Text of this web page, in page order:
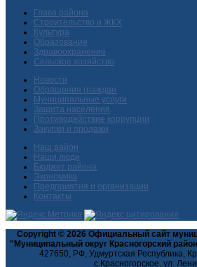
Глава района
Строительство и ЖКХ
Культура
Образование
Здравоохранение
Сельское хозяйство
Новости
Обращения граждан
Муниципальные услуги
Защита населения
Противодействие коррупции
Закупки и продажи
Наш район
Наши люди
Бюджет района
Экономика
Предприятия и организации
Контакты
Copyright © 2026 Официальный сайт
"Муниципальный округ Красногорский
427650, РФ, Удмуртская Республика,
с.Красногорское, ул.